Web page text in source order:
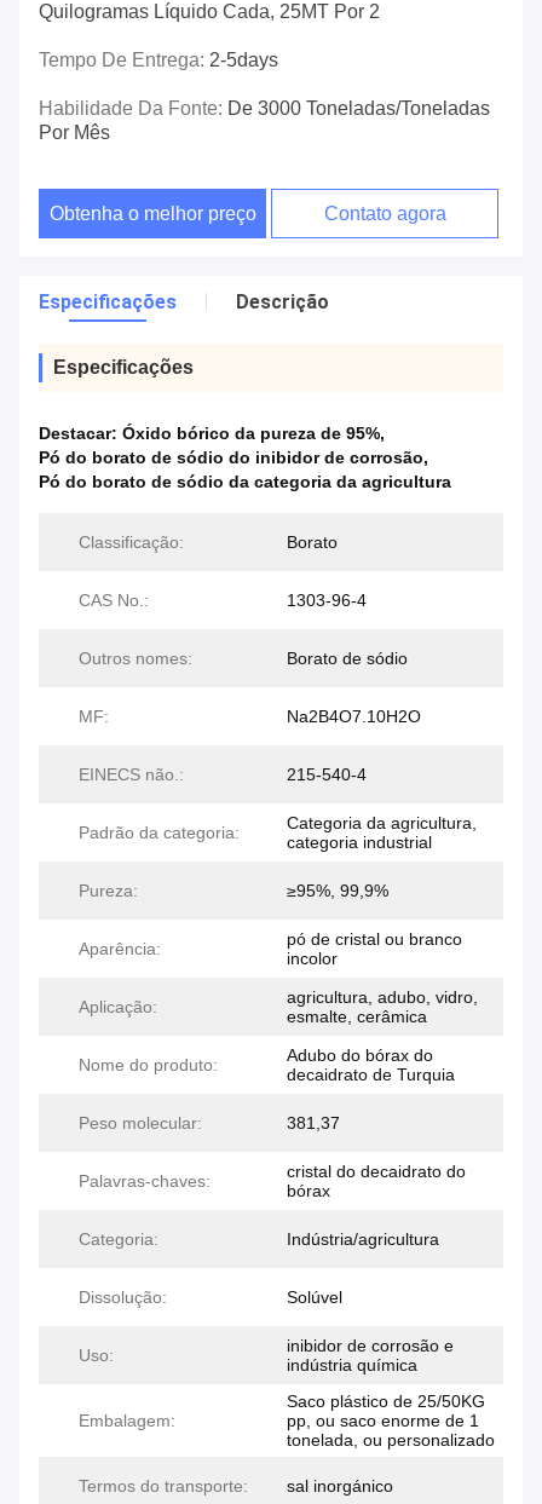
Quilogramas Líquido Cada, 25MT Por 2
Tempo De Entrega: 2-5days
Habilidade Da Fonte: De 3000 Toneladas/toneladas
Por Mês
Obtenha o melhor preço Contato agora
Especificações Descrição
Especificações
Destacar: Óxido bórico da pureza de 95%,
Pó do borato de sódio do inibidor de corrosão,
Pó do borato de sódio da categoria da agricultura
Classificação: Borato
CAS No.: 1303-96-4
Outros nomes: Borato de sódio
MF: Na2B4O7.10H2O
EINECS não.: 215-540-4
Padrão da categoria:
Categoria da agricultura,
categoria industrial
Pureza: ≥95%, 99,9%
Aparência:
pó de cristal ou branco
incolor
Aplicação:
agricultura, adubo, vidro,
esmalte, cerâmica
Nome do produto:
Adubo do bórax do
decaidrato de Turquia
Peso molecular: 381,37
Palavras-chaves:
cristal do decaidrato do
bórax
Categoria: Indústria/agricultura
Dissolução: Solúvel
Uso:
inibidor de corrosão e
indústria química
Embalagem:
Saco plástico de 25/50KG
pp, ou saco enorme de 1
tonelada, ou personalizado
Termos do transporte: sal inorgánico